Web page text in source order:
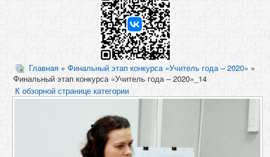
Главная » Финальный этап конкурса «Учитель года – 2020» »
Финальный этап конкурса «Учитель года – 2020»_14
К обзорной странице категории